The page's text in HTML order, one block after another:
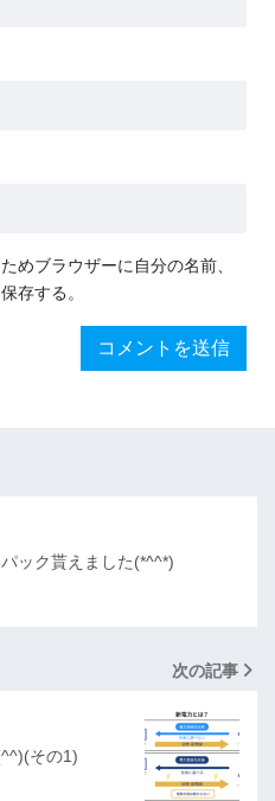
めブラウザーに自分の名前、
存する。
ック貰えました(*^^*)
次の記事
その1)